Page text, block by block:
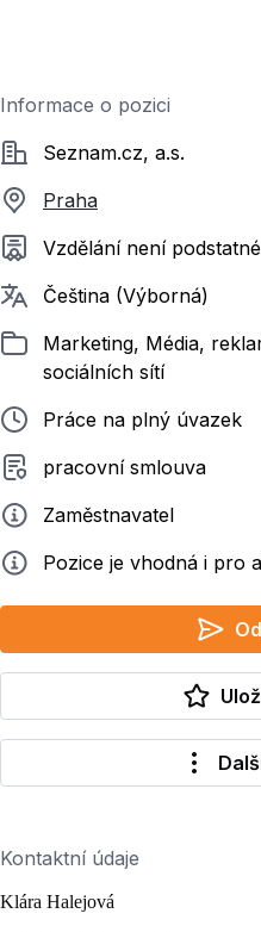
Informace o pozici
SpolečnostSeznam.cz, a.s.
Praha
Požadované vzdělání
Vzdělání není podstatné
Požadované jazyky
Čeština (Výborná)
ZařazenoMarketing, Média,
sociálních sítí
Typ pracovního poměru
Práce na plný úvazek
Typ smluvního vztahu
pracovní smlouva
ZadavatelZaměstnavatel
Info Pozice je vhodná i pro
Kontaktní údaje
Klára Halejová